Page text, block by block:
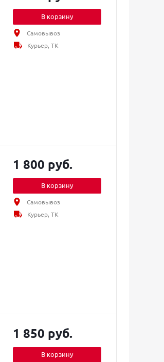
В корзину
Самовывоз
Курьер, ТК
1 800 руб.
В корзину
Самовывоз
Курьер, ТК
1 850 руб.
В корзину